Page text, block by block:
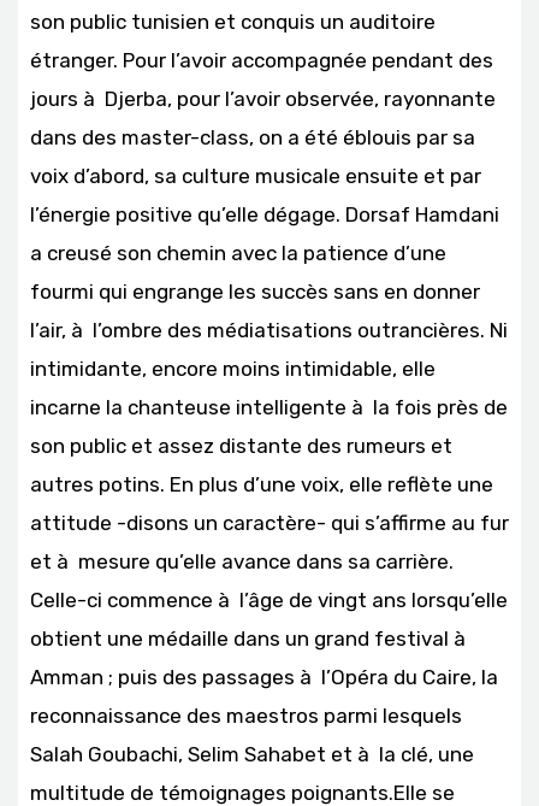
son public tunisien et conquis un auditoire
étranger. Pour l’avoir accompagnée pendant des
jours à Djerba, pour l’avoir observée, rayonnante
dans des master-class, on a été éblouis par sa
voix d’abord, sa culture musicale ensuite et par
l’énergie positive qu’elle dégage. Dorsaf Hamdani
a creusé son chemin avec la patience d’une
fourmi qui engrange les succès sans en donner
l’air, à l’ombre des médiatisations outrancières. Ni
intimidante, encore moins intimidable, elle
incarne la chanteuse intelligente à la fois près de
son public et assez distante des rumeurs et
autres potins. En plus d’une voix, elle reflète une
attitude -disons un caractère- qui s’affirme au fur
et à mesure qu’elle avance dans sa carrière.
Celle-ci commence à l’âge de vingt ans lorsqu’elle
obtient une médaille dans un grand festival à
Amman ; puis des passages à l’Opéra du Caire, la
reconnaissance des maestros parmi lesquels
Salah Goubachi, Selim Sahabet et à la clé, une
multitude de témoignages poignants.Elle se